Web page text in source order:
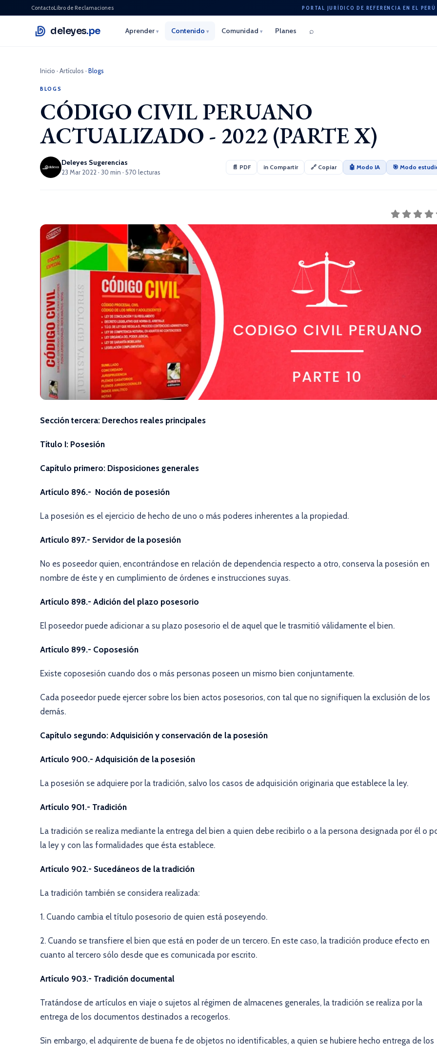
ContactoLibro de Reclamaciones PORTAL JURÍDICO DE REFERENCIA EN EL PERÚ
deleyes.pe Aprender ▾ Contenido ▾ Comunidad ▾ Planes ⌕
Inicio · Artículos · Blogs
BLOGS
CÓDIGO CIVIL PERUANO
ACTUALIZADO - 2022 (PARTE X)
Deleyes Sugerencias
23 Mar 2022 · 30 min · 570 lecturas
📄 PDF in Compartir 🔗 Copiar 🤖 Modo IA 🎯 Modo
Sección tercera: Derechos reales principales
Título I: Posesión
Capítulo primero: Disposiciones generales
Artículo 896.- Noción de posesión
La posesión es el ejercicio de hecho de uno o más poderes inherentes a la propiedad.
Artículo 897.- Servidor de la posesión
No es poseedor quien, encontrándose en relación de dependencia respecto a otro, conserva la posesión en
nombre de éste y en cumplimiento de órdenes e instrucciones suyas.
Artículo 898.- Adición del plazo posesorio
El poseedor puede adicionar a su plazo posesorio el de aquel que le trasmitió válidamente el bien.
Artículo 899.- Coposesión
Existe coposesión cuando dos o más personas poseen un mismo bien conjuntamente.
Cada poseedor puede ejercer sobre los bien actos posesorios, con tal que no signifiquen la exclusión de los
demás.
Capítulo segundo: Adquisición y conservación de la posesión
Artículo 900.- Adquisición de la posesión
La posesión se adquiere por la tradición, salvo los casos de adquisición originaria que establece la ley.
Artículo 901.- Tradición
La tradición se realiza mediante la entrega del bien a quien debe recibirlo o a la persona designada por él o
la ley y con las formalidades que ésta establece.
Artículo 902.- Sucedáneos de la tradición
La tradición también se considera realizada:
1. Cuando cambia el título posesorio de quien está poseyendo.
2. Cuando se transfiere el bien que está en poder de un tercero. En este caso, la tradición produce efecto en
cuanto al tercero sólo desde que es comunicada por escrito.
Artículo 903.- Tradición documental
Tratándose de artículos en viaje o sujetos al régimen de almacenes generales, la tradición se realiza por la
entrega de los documentos destinados a recogerlos.
Sin embargo, el adquirente de buena fe de objetos no identificables, a quien se hubiere hecho entrega de los